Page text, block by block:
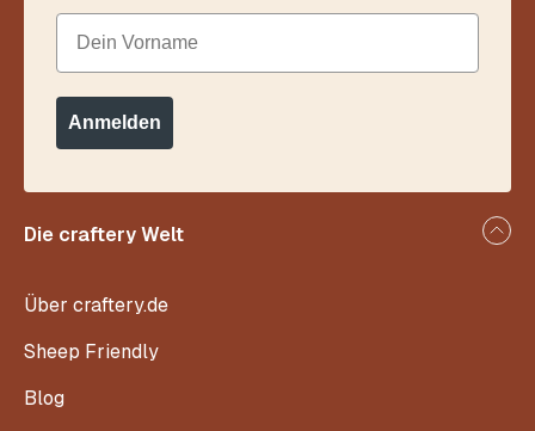
Die craftery Welt
Über craftery.de
Sheep Friendly
Blog
Dein Vorname
Anmelden